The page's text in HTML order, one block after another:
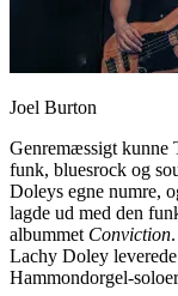
Joel Burton
Genremæssigt kunne
funk, bluesrock og
Doleys egne numre,
lagde ud med den
albummet Conviction
Lachy Doley
Hammondorgel-